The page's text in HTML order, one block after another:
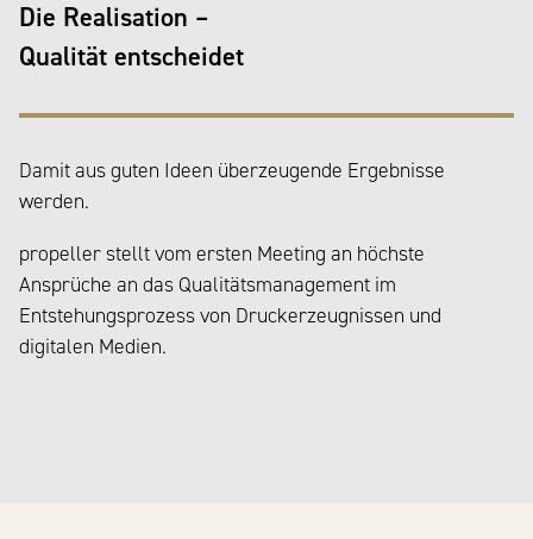
Die Realisation –
Qualität entscheidet
Damit aus guten Ideen überzeugende Ergebnisse
werden.
propeller stellt vom ersten Meeting an höchste
Ansprüche an das Qualitätsmanagement im
Entstehungsprozess von Druckerzeugnissen und
digitalen Medien.